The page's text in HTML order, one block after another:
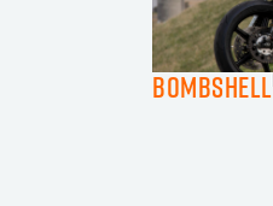
Bombshell